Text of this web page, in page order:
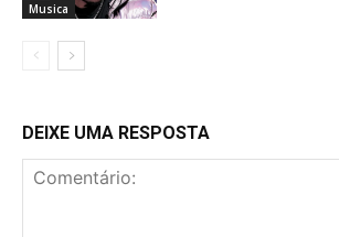
Musica
DEIXE UMA RESPOSTA